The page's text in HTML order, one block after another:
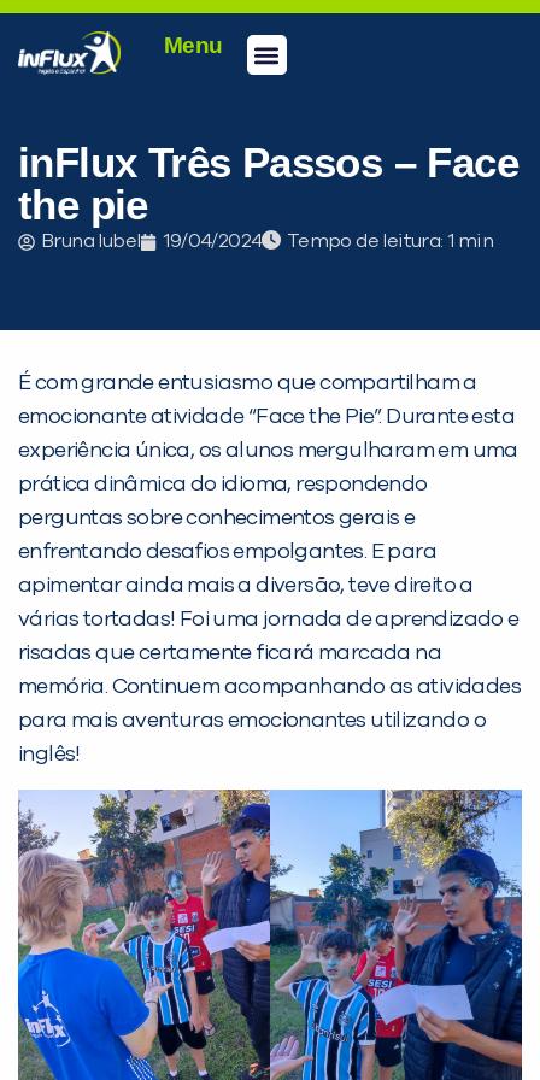
Menu
inFlux Três Passos – Face
the pie
Bruna Iubel 19/04/2024 Tempo de leitura:
É com grande entusiasmo que compartilham a
emocionante atividade “Face the Pie”. Durante esta
experiência única, os alunos mergulharam em uma
prática dinâmica do idioma, respondendo
perguntas sobre conhecimentos gerais e
enfrentando desafios empolgantes. E para
apimentar ainda mais a diversão, teve direito a
várias tortadas! Foi uma jornada de aprendizado e
risadas que certamente ficará marcada na
memória. Continuem acompanhando as atividades
para mais aventuras emocionantes utilizando o
inglês!
PEÇA UMA DEMONSTRAÇÃO DE MÉTODO
Não encontramos nenhuma unidade
inFlux nesta cidade ou bairro que
você digitou.